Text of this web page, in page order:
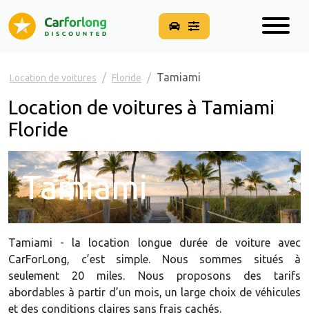
Location de voitures Floride Tamiami
Location de voitures à Tamiami
Floride
Tamiami
Tamiami - la location longue durée de voiture avec
CarForLong, c’est simple. Nous sommes situés à
seulement 20 miles. Nous proposons des tarifs
abordables à partir d’un mois, un large choix de véhicules
et des conditions claires sans frais cachés.